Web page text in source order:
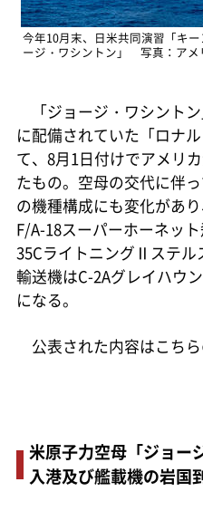
今年10月末、日米共同演習「キ
ージ・ワシントン」 写真：アメ
「ジョージ・ワシント
に配備されていた「ロナ
て、8月1日付けでアメリ
たもの。空母の交代に伴
の機種構成にも変化があ
F/A-18スーパーホーネッ
35CライトニングⅡステル
輸送機はC-2Aグレイハウ
になる。
公表された内容はこちら
米原子力空母「ジョー
入港及び艦載機の岩国